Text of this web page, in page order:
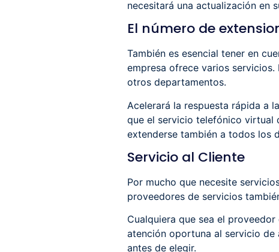
necesitará una actualización en
El número de
También es esencial tener en
empresa ofrece varios
otros departamentos.
Acelerará la respuesta rápida a
que el servicio telefónico virtual
extenderse también a todos los
Servicio al Cliente
Por mucho que necesite
proveedores de servicios
Cualquiera que sea el
atención oportuna al servicio de
antes de elegir.